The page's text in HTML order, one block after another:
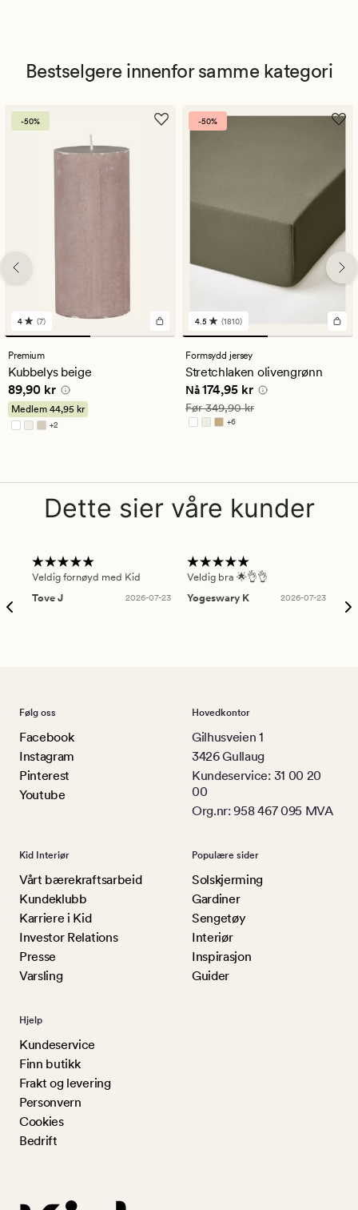
Bestselgere innenfor samme kategori
-50%
7
anmeldelser
med
en
gjennomsnittlig
vurdering
på
4
4 (7)
Premium
Kubbelys beige
Pris 89,90 kr
89,90 kr
Medlem 44,95 kr
+2
Tilgjengelig i flere farger
-50%
1810
anmeldelser
med
en
gjennomsnittlig
vurdering
på
4.5
4.5 (1810)
Formsydd jersey
Stretchlaken olivengrønn
Nåværende pris
Nå174,95 kr
Vanlig pris 349,90 kr
Før349,90 kr
+6
Tilgjengelig i flere farger
Dette sier våre kunder
Veldig fornøyd med Kid
Tove J
2026-07-23
Veldig bra 🌟👌👌
Yogeswary K
2026-07-23
Følg oss
Facebook
Instagram
Pinterest
Youtube
Hovedkontor
Gilhusveien 1
3426 Gullaug
Kundeservice: 31 00 20
00
Org.nr: 958 467 095 MVA
Kid Interiør
Vårt bærekraftsarbeid
Kundeklubb
Karriere i Kid
Investor Relations
Presse
Varsling
Populære sider
Solskjerming
Gardiner
Sengetøy
Interiør
Inspirasjon
Guider
Hjelp
Kundeservice
Finn butikk
Frakt og levering
Personvern
Cookies
Bedrift